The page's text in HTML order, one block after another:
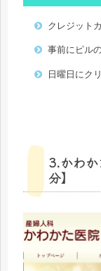
クレジット
事前にピル
日曜日にク
3.かわ
分】